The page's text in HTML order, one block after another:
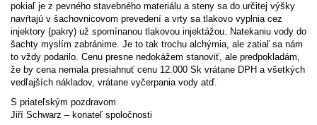
pokiaľ je z pevného stavebného materiálu a steny sa do určitej výšky
navŕtajú v šachovnicovom prevedení a vrty sa tlakovo vyplnia cez
injektory (pakry) už spomínanou tlakovou injektážou. Natekaniu vody do
šachty myslím zabránime. Je to tak trochu alchýmia, ale zatiaľ sa nám
to vždy podarilo. Cenu presne nedokážem stanoviť, ale predpokladám,
že by cena nemala presiahnuť cenu 12.000 Sk vrátane DPH a všetkých
vedľajších nákladov, vrátane vyčerpania vody atď.
S priateľským pozdravom
Jiří Schwarz – konateľ spoločnosti